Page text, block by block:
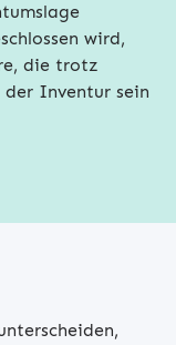
wird,
die trotz
der Inventur sein